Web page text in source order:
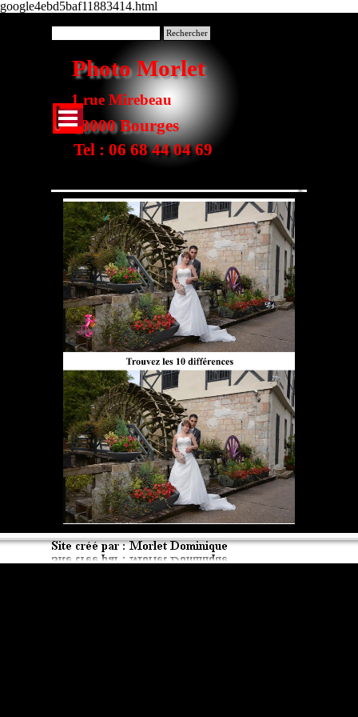
google4ebd5baf11883414.html
Sauter le menu
Photo Morlet
Rechercher
1 rue Mirebeau
Tel : 06 68 44 04 69
18000 Bourges